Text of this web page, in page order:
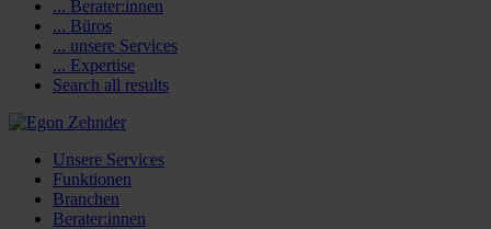
... Berater:innen
... Büros
... unsere Services
... Expertise
Search all results
Unsere Services
Funktionen
Branchen
Berater:innen